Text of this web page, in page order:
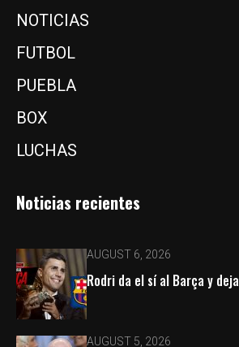
NOTICIAS
FUTBOL
PUEBLA
BOX
LUCHAS
Noticias recientes
AUGUST 6, 2026
Rodri da el sí al Barça y deja
AUGUST 5, 2026